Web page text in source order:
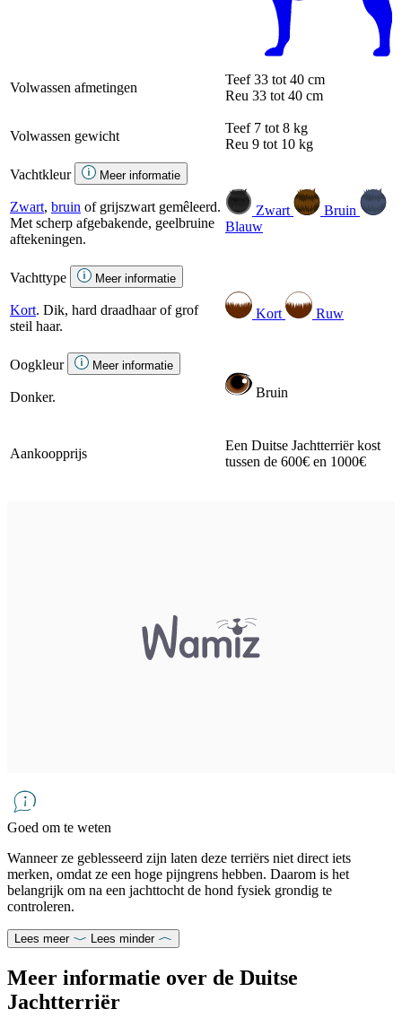
Volwassen afmetingen
Teef 33 tot 40 cm
Reu 33 tot 40 cm
Volwassen gewicht
Teef 7 tot 8 kg
Reu 9 tot 10 kg
Vachtkleur
Meer informatie
Zwart, bruin of grijszwart gemêleerd.
Met scherp afgebakende, geelbruine
aftekeningen.
Zwart
Bruin
Blauw
Vachttype Meer informatie
Kort. Dik, hard draadhaar of grof
steil haar.
Kort Ruw
Oogkleur Meer informatie
Donker. Bruin
Aankoopprijs
Een Duitse Jachtterriër kost
tussen de 600€ en 1000€
Goed om te weten
Wanneer ze geblesseerd zijn laten deze terriërs niet direct iets
merken, omdat ze een hoge pijngrens hebben. Daarom is het
belangrijk om na een jachttocht de hond fysiek grondig te
controleren.
Lees meer Lees minder
Meer informatie over de Duitse
Jachtterriër